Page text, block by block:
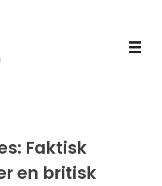
Faktisk
en britisk